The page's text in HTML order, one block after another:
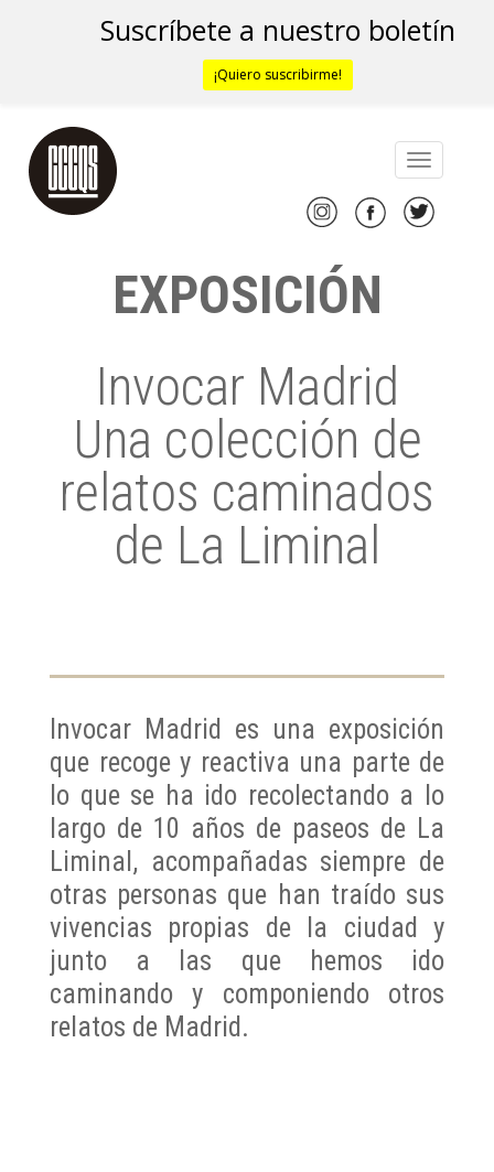
EXPOSICIÓN
Invocar Madrid
Una colección de
relatos caminados
de La Liminal
Invocar Madrid es una exposición
que recoge y reactiva una parte de
lo que se ha ido recolectando a lo
largo de 10 años de paseos de La
Liminal, acompañadas siempre de
otras personas que han traído sus
vivencias propias de la ciudad y
junto a las que hemos ido
caminando y componiendo otros
relatos de Madrid.
Suscríbete a nuestro boletín
¡Quiero suscribirme!